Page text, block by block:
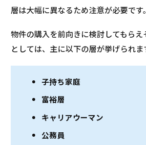
層は大幅に異なるため注意が必要です。
物件の購入を前向きに検討してもらえ
としては、主に以下の層が挙げられま
子持ち家庭
富裕層
キャリアウーマン
公務員